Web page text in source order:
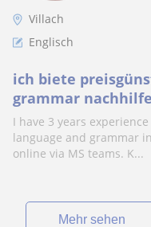
Villach
Englisch
ich biete
grammar nachhilfe
I have 3 years
language and grammar
online via MS teams. K...
Mehr sehen